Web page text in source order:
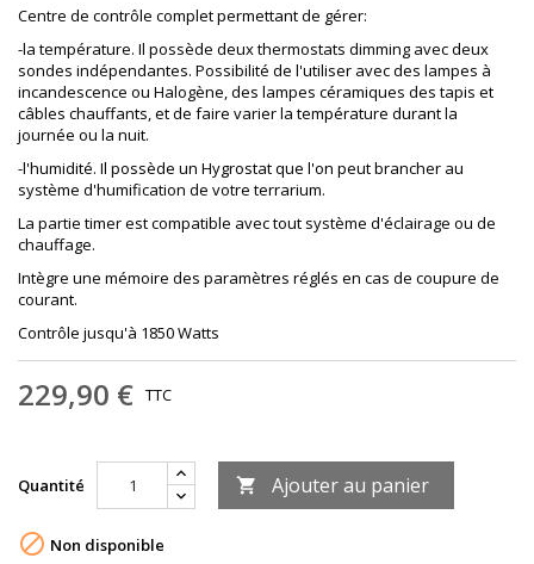
Centre de contrôle complet permettant de gérer:
-la température. Il possède deux thermostats dimming avec deux
sondes indépendantes. Possibilité de l'utiliser avec des lampes à
incandescence ou Halogène, des lampes céramiques des tapis et
câbles chauffants, et de faire varier la température durant la
journée ou la nuit.
-l'humidité. Il possède un Hygrostat que l'on peut brancher au
système d'humification de votre terrarium.
La partie timer est compatible avec tout système d'éclairage ou de
chauffage.
Intègre une mémoire des paramètres réglés en cas de coupure de
courant.
Contrôle jusqu'à 1850 Watts
229,90 € TTC
Quantité  Ajouter au panier
 Non disponible